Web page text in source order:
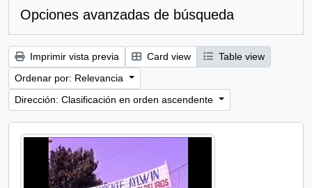
Opciones avanzadas de búsqueda
Imprimir vista previa Card view
Table view
Ordenar por: Relevancia
Dirección: Clasificación en orden ascendente